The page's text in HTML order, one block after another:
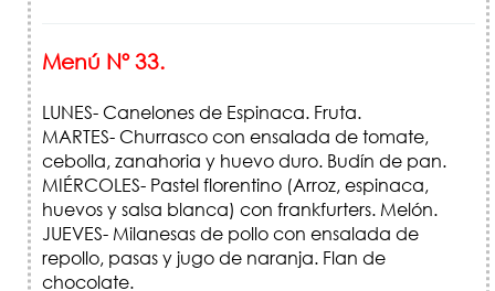
Menú Nº 33.
LUNES- Canelones de Espinaca. Fruta.
MARTES- Churrasco con ensalada de tomate,
cebolla, zanahoria y huevo duro. Budín de pan.
MIÉRCOLES- Pastel florentino (Arroz, espinaca,
huevos y salsa blanca) con frankfurters. Melón.
JUEVES- Milanesas de pollo con ensalada de
repollo, pasas y jugo de naranja. Flan de
chocolate.